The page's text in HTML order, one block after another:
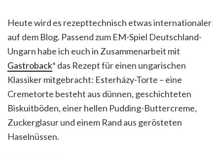
Heute wird es rezepttechnisch etwas internationaler
auf dem Blog. Passend zum EM-Spiel Deutschland-
Ungarn habe ich euch in Zusammenarbeit mit
Gastroback* das Rezept für einen ungarischen
Klassiker mitgebracht: Esterházy-Torte – eine
Cremetorte besteht aus dünnen, geschichteten
Biskuitböden, einer hellen Pudding-Buttercreme,
Zuckerglasur und einem Rand aus gerösteten
Haselnüssen.